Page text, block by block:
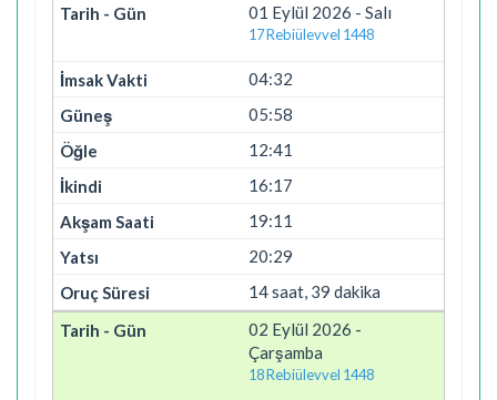
01 Eylül 2026 - Salı
17 Rebiülevvel 1448
04:32
05:58
12:41
16:17
19:11
20:29
14 saat, 39 dakika
02 Eylül 2026 -
Çarşamba
18 Rebiülevvel 1448